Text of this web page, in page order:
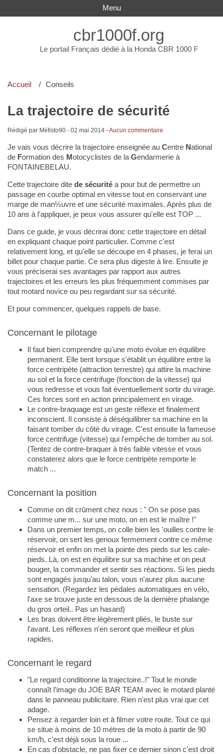
cbr1000f.org
Le portail Français dédié à la Honda CBR 1000 F
Menu
Accueil Conseils
La trajectoire de sécurité
Rédigé par Méfisto90 - 02 mai 2014-Aucun commentaire
Je vais vous décrire la trajectoire enseignée au Centre National
de Formation des Motocyclistes de la Gendarmerie à
FONTAINEBELAU.
Cette trajectoire dite de sécurité a pour but de permettre un
passage en courbe optimal en vitesse tout en conservant une
marge de man½uvre et une sécurité maximales. Après plus de
10 ans à l'appliquer, je peux vous assurer qu'elle est TOP ...
Dans ce guide, je vous décrirai donc cette trajectoire en détail
en expliquant chaque point particulier. Comme c'est
relativement long, et qu'elle se découpe en 4 phases, je ferai un
billet pour chaque partie. Ce sera plus digeste à lire. Ensuite je
vous préciserai ses avantages par rapport aux autres
trajectoires et les erreurs les plus fréquemment commises par
tout motard novice ou peu regardant sur sa sécurité.
Et pour commencer, quelques rappels de base.
Concernant le pilotage
Il faut bien comprendre qu'une moto évolue en équilibre
permanent. Elle tient lorsque s'établit un équilibre entre la
force centripète (attraction terrestre) qui attire la machine
au sol et la force centrifuge (fonction de la vitesse) qui
vous redresse et vous fait éventuellement sortir du virage.
Ces forces sont en action principalement en virage.
Le contre-braquage est un geste réflexe et finalement
inconscient. Il consiste à déséquilibrer sa machine en la
faisant tomber du côté du virage. C'est ensuite la fameuse
force centrifuge (vitesse) qui l'empêche de tomber au sol.
(Tentez de contre-braquer à très faible vitesse et vous
constaterez alors que le force centripète remporte le
match ...
Concernant la position
Comme on dit crûment chez nous : " On se pose pas
comme une m... sur une moto, on en est le maître !"
Dans un premier temps, on colle bien les 'ouilles contre le
réservoir, on sert les genoux fermement contre ce même
réservoir et enfin on met la pointe des pieds sur les cale-
pieds. Là, on est en équilibre sur sa machine et on peut
bouger, la commander et sentir ses réactions. Si les pieds
sont engagés jusqu'au talon, vous n'aurez plus aucune
sensation. (Regardez les pédales automatiques en vélo,
l'axe se trouve juste en dessous de la dernière phalange
du gros orteil.. Pas un hasard)
Les bras doivent être légèrement pliés, le buste sur
l'avant. Les réflexes n'en seront que meilleur et plus
rapides.
Concernant le regard
"Le regard conditionne la trajectoire..!" Tout le monde
connaît l'image du JOE BAR TEAM avec le motard planté
dans le panneau publicitaire. Rien n'est plus vrai que cet
adage.
Pensez à regarder loin et à filmer votre route. Tout ce qui
se situe à moins de 10 mètres de la moto à partir de 90
km/h, c'est déjà sous la roue ...
En cas d'obstacle, ne pas fixer ce dernier sinon c'est droit